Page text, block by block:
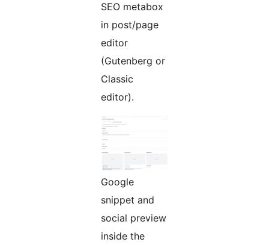
SEO metabox
in post/page
editor
(Gutenberg or
Classic
editor).
Google
snippet and
social preview
inside the